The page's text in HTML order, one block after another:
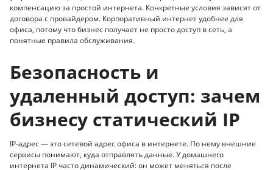
компенсацию за простой интернета. Конкретные условия зависят от
договора с провайдером. Корпоративный интернет удобнее для
офиса, потому что бизнес получает не просто доступ в сеть, а
понятные правила обслуживания.
Безопасность и
удаленный доступ: зачем
бизнесу статический IP
IP-адрес — это сетевой адрес офиса в интернете. По нему внешние
сервисы понимают, куда отправлять данные. У домашнего
интернета IP часто динамический: он может меняться после